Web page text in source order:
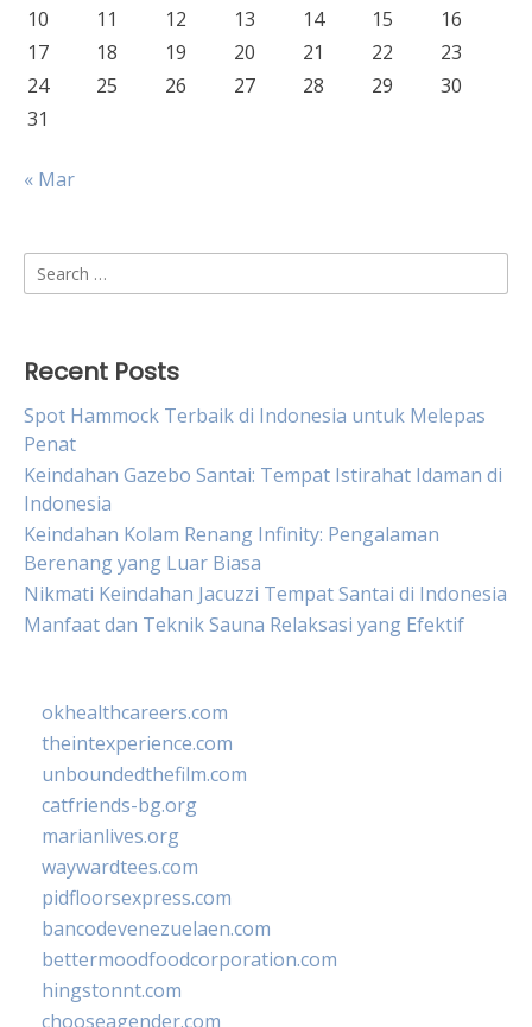
10
11 12 13 14 15
16
17
18 19 20 21 22
23
24
25 26 27 28 29
30
31
« Mar
Search
for:
Recent Posts
Spot Hammock Terbaik di Indonesia untuk Melepas
Penat
Keindahan Gazebo Santai: Tempat Istirahat Idaman di
Indonesia
Keindahan Kolam Renang Infinity: Pengalaman
Berenang yang Luar Biasa
Nikmati Keindahan Jacuzzi Tempat Santai di Indonesia
Manfaat dan Teknik Sauna Relaksasi yang Efektif
okhealthcareers.com
theintexperience.com
unboundedthefilm.com
catfriends-bg.org
marianlives.org
waywardtees.com
pidfloorsexpress.com
bancodevenezuelaen.com
bettermoodfoodcorporation.com
hingstonnt.com
chooseagender.com